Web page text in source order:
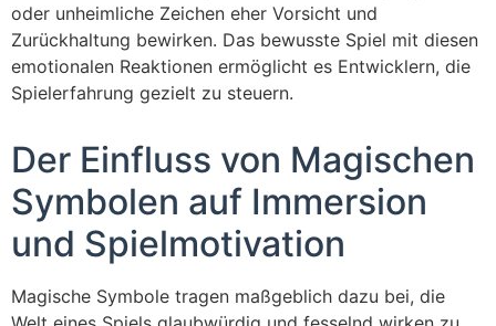
oder unheimliche Zeichen eher Vorsicht und
Zurückhaltung bewirken. Das bewusste Spiel mit diesen
emotionalen Reaktionen ermöglicht es Entwicklern, die
Spielerfahrung gezielt zu steuern.
Der Einfluss von Magischen
Symbolen auf Immersion
und Spielmotivation
Magische Symbole tragen maßgeblich dazu bei, die